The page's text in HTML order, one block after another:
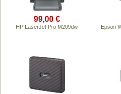
99,00 €
HP LaserJet Pro M209dw Epson